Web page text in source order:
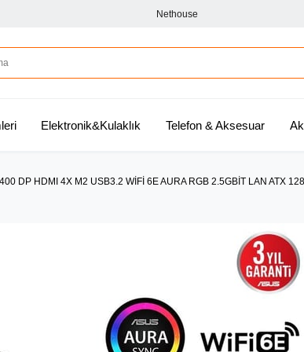
Nethouse
Elektronik&Kulaklık Telefon & Aksesuar
DP HDMI 4X M2 USB3.2 WİFİ 6E AURA RGB 2.5GBİT LAN ATX